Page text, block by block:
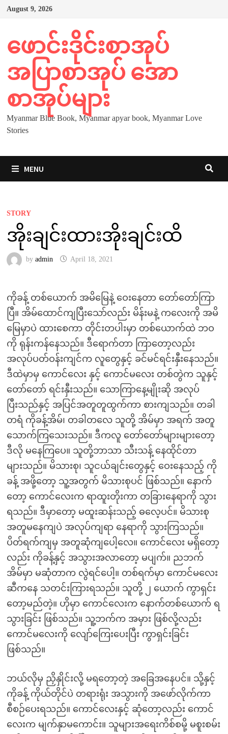
Skip
August 9, 2026
ဖောင်းဒိုင်းစာအုပ်
အပြာစာအုပ် အော
စာအုပ်များ
Myanmar Blue Book, Myanmar apyar book, Myanmar Love
Stories
MENU
STORY
အိုးချင်းထားအိုးချင်းထိ
by admin April 18, 2021
ကိုခန့် တစ်ယောက် အမိမြေနဲ့ ဝေးနေတာ တော်တော်ကြာ
ပြီ။ အိမ်ထောင်ကျပြီးသော်လည်း မိန်းမနဲ့ ကလေးကို အမိ
မြေမှာပဲ ထားစေကာ တိုင်းတပါးမှာ တစ်ယောက်ထဲ ဘဝ
ကို ရုန်းကန်နေသည်။ ဒီရောက်တာ ကြာတော့လည်း
အလုပ်ပတ်ဝန်းကျင်က လူတွေနှင့် ခင်မင်ရင်းနှီးနေသည်။
ဒီထဲမှာမှ ကောင်လေး နှင့် ကောင်မလေး တစ်တွဲက သူနှင့်
တော်တော် ရင်းနှီးသည်။ သောကြာနေ့မျိုးဆို အလုပ်
ပြီးသည်နှင့် အပြင်အတူတူထွက်ကာ စားကျသည်။ တခါ
တရံ ကိုခန့်အိမ်၊ တခါတလေ သူတို့ အိမ်မှာ အရက် အတူ
သောက်ကြသေးသည်။ ဒီကလူ တော်တော်များများတော့
ဒီလို မနေကြပေ။ သူတို့ဘာသာ သီးသန့် နေထိုင်တာ
များသည်။ မိသားစု၊ သူငယ်ချင်းတွေနှင့် ဝေးနေသည့် ကို
ခန့် အဖို့တော့ သူ့အတွက် မိသားစုပင် ဖြစ်သည်။ နောက်
တော့ ကောင်လေးက ရာထူးတိုးကာ တခြားနေရာကို သွား
ရသည်။ ဒီမှာတော့ မထူးဆန်းသည့် ဓလေ့ပင်။ မိသားစု
အတူမနေကျပဲ အလုပ်ကျရာ နေရာကို သွားကြသည်။
ပိတ်ရက်ကျမှ အတူဆုံကျပေါ့လေ။ ကောင်လေး မရှိတော့
လည်း ကိုခန့်နှင့် အသွားအလာတော့ မပျက်။ ညဘက်
အိမ်မှာ မဆုံတာက လွဲရင်ပေါ့။ တစ်ရက်မှာ ကောင်မလေး
ဆီကနေ သတင်းကြားရသည်။ သူတို့ ၂ ယောက် ကွာရှင်း
တော့မည်တဲ့။ ဟိုမှာ ကောင်လေးက နောက်တစ်ယောက် ရ
သွားခြင်း ဖြစ်သည်။ သူ့ဘက်က အမှား ဖြစ်လို့လည်း
ကောင်မလေးကို လျော်ကြေးပေးပြီး ကွာရှင်းခြင်း
ဖြစ်သည်။
ဘယ်လိုမှ ညှိနှိုင်းလို့ မရတော့တဲ့ အခြေအနေပင်။ သို့နှင့်
ကိုခန့် ကိုယ်တိုင်ပဲ တရားရုံး အသွားကို အဖော်လိုက်ကာ
စီစဉ်ပေးရသည်။ ကောင်လေးနှင့် ဆုံတော့လည်း ကောင်
လေးက မျက်နှာမကောင်း။ သူများအရေးကိစ်စမို့ မစူးစမ်း